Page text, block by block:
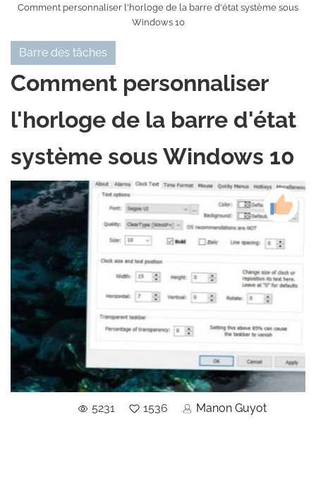
Comment personnaliser l'horloge de la barre d'état système sous
Windows 10
Barre des tâches
Comment personnaliser
l'horloge de la barre d'état
système sous Windows 10
5231 1536 Manon Guyot